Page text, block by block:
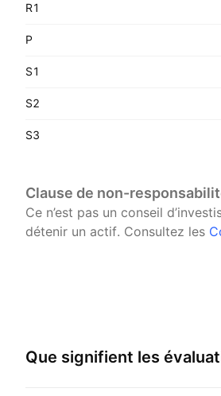
R1
P
S1
S2
S3
Clause de non-
Ce n’est pas un conseil
détenir un actif. Consultez les
Que signifient les